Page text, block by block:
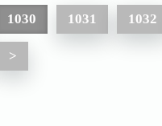
1030 1031 1032
>